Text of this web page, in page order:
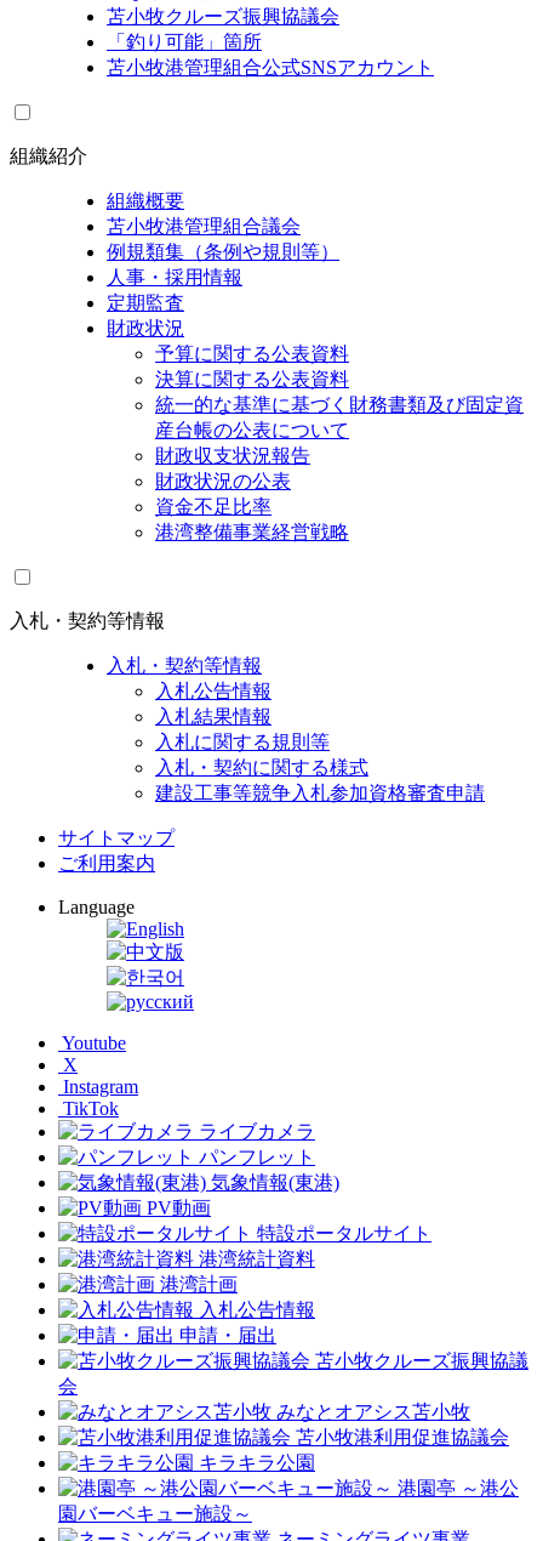
苫小牧クルーズ振興協議会
「釣り可能」箇所
苫小牧港管理組合公式SNSアカウント
組織紹介
組織概要
苫小牧港管理組合議会
例規類集（条例や規則等）
人事・採用情報
定期監査
財政状況
予算に関する公表資料
決算に関する公表資料
統一的な基準に基づく財務書類及び固定資
産台帳の公表について
財政収支状況報告
財政状況の公表
資金不足比率
港湾整備事業経営戦略
入札・契約等情報
入札・契約等情報
入札公告情報
入札結果情報
入札に関する規則等
入札・契約に関する様式
建設工事等競争入札参加資格審査申請
サイトマップ
ご利用案内
Language
Youtube
X
Instagram
TikTok
ライブカメラ
パンフレット
気象情報(東港)
PV動画
特設ポータルサイト
港湾統計資料
港湾計画
入札公告情報
申請・届出
苫小牧クルーズ振興協議
会
みなとオアシス苫小牧
苫小牧港利用促進協議会
キラキラ公園
港園亭 ～港公
園バーベキュー施設～